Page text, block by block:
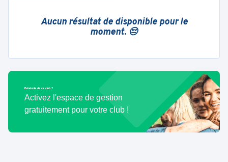
Aucun résultat de disponible pour le
moment. 😔
Bénévole de ce club ?
Activez l'espace de gestion
gratuitement pour votre club !